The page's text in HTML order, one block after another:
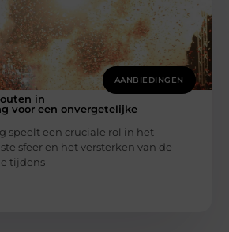
AANBIEDINGEN
in
voor een onvergetelijke
speelt een cruciale rol in het
sfeer en het versterken van de
tijdens